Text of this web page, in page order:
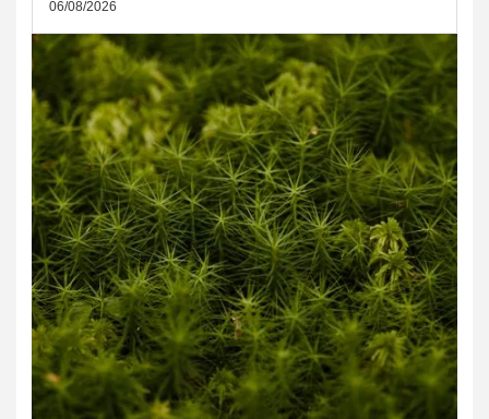
06/08/2026